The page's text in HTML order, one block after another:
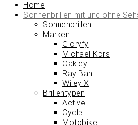
Home
Sonnenbrillen mit und ohne
Sonnenbrillen
Marken
Gloryfy
Michael Kors
Oakley
Ray Ban
Wiley X
Brillentypen
Active
Cycle
Motobike